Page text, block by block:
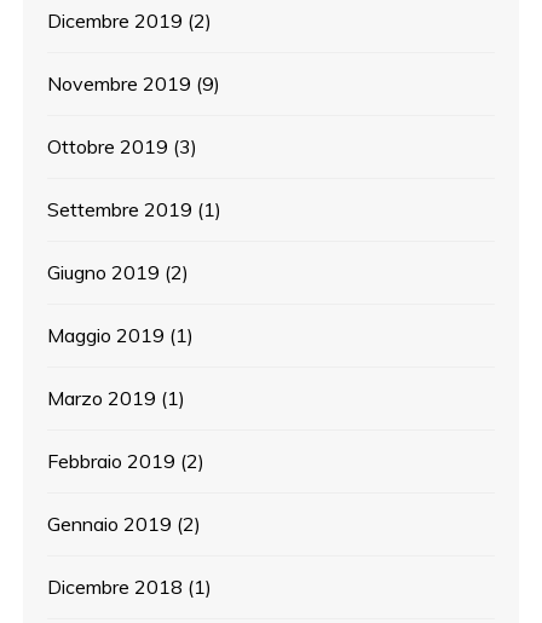
Dicembre 2019 (2)
Novembre 2019 (9)
Ottobre 2019 (3)
Settembre 2019 (1)
Giugno 2019 (2)
Maggio 2019 (1)
Marzo 2019 (1)
Febbraio 2019 (2)
Gennaio 2019 (2)
Dicembre 2018 (1)